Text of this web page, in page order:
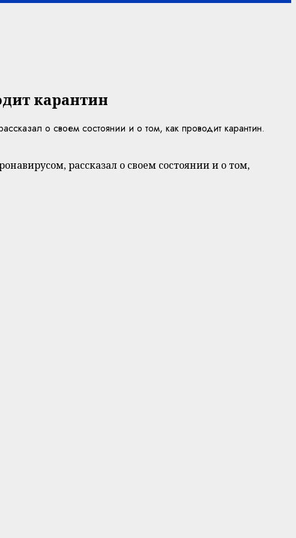
карантин
о своем состоянии и о том, как проводит карантин.
рассказал о своем состоянии и о том,